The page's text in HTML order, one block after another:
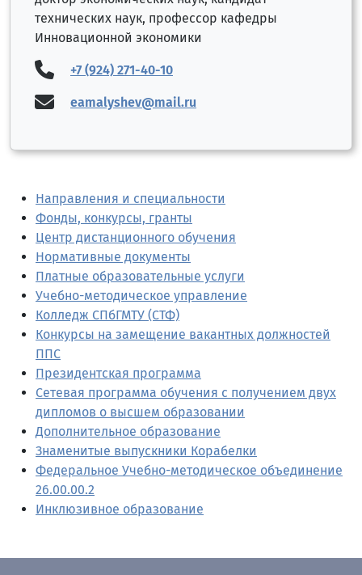
технических наук, профессор кафедры
Инновационной экономики
+7 (924) 271-40-10
eamalyshev@mail.ru
Направления и специальности
Фонды, конкурсы, гранты
Центр дистанционного обучения
Нормативные документы
Платные образовательные услуги
Учебно-методическое управление
Колледж СПбГМТУ (СТФ)
Конкурсы на замещение вакантных должностей
ППС
Президентская программа
Сетевая программа обучения с получением двух
дипломов о высшем образовании
Дополнительное образование
Знаменитые выпускники Корабелки
Федеральное Учебно-методическое объединение
26.00.00.2
Инклюзивное образование